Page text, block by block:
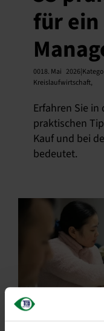
für
0018. Mai
Kreislaufwirtschaft,
Erfahren Sie
praktischen
Kauf und bei
bedeutet.